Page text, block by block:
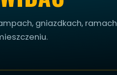
gniazdkach, ramach